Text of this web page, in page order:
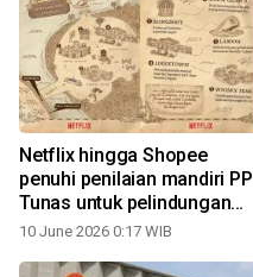
Netflix hingga Shopee
penuhi penilaian mandiri PP
Tunas untuk pelindungan
anak
10 June 2026 0:17 WIB